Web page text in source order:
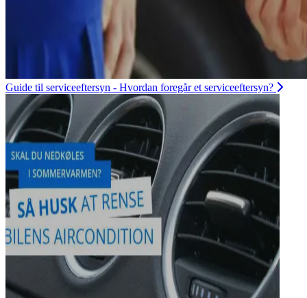
Guide til serviceeftersyn - Hvordan foregår et serviceeftersyn?